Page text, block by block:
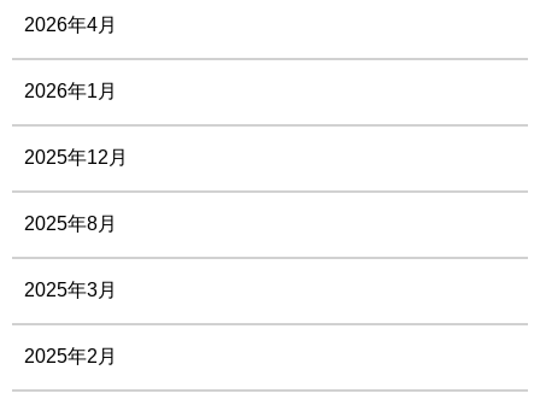
2026年4月
2026年1月
2025年12月
2025年8月
2025年3月
2025年2月